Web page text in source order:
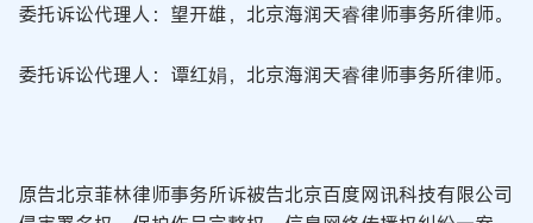
委托诉讼代理人：望开雄，北京海润天睿律师事务所律师。
委托诉讼代理人：谭红娟，北京海润天睿律师事务所律师。
原告北京菲林律师事务所诉被告北京百度网讯科技有限公司